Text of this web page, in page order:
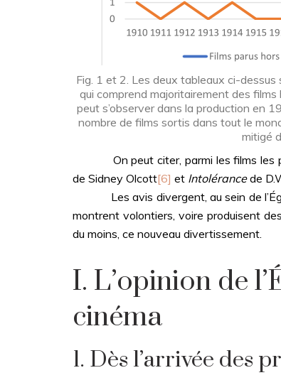
Fig. 1 et 2. Les deux tableaux ci-
qui comprend majoritairement des
peut s’observer dans la production en
nombre de films sortis dans tout le
mitigé
On peut citer, parmi les films les
de Sidney Olcott[6] et Intolérancede
Les avis divergent, au sein de
montrent volontiers, voire produisent
du moins, ce nouveau divertissement.
I. L’opinion de
cinéma
1. Dès l’arrivée des